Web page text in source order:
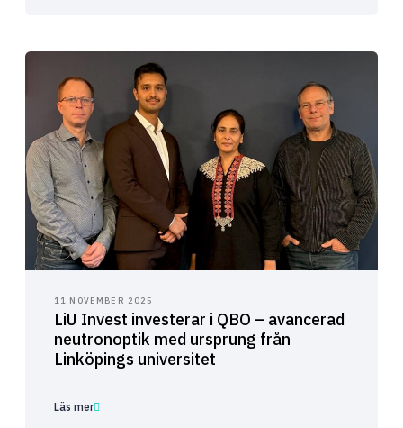
11 NOVEMBER 2025
LiU Invest investerar i QBO – avancerad
neutronoptik med ursprung från
Linköpings universitet
Läs mer